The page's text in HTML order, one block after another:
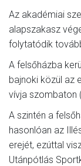
Az akadémiai
alapszakasz
folytatódik
A felsőházba
bajnoki közül az
vívja szombaton
A szintén a
hasonlóan az
erejét, ezúttal
Utánpótlás